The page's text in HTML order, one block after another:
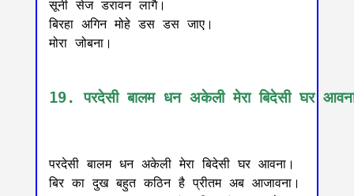
सूनी सेज डरावन लागै।
बिरहा अगिन मोहे डस डस जाए।
मोरा जोबना।
19. परदेसी बालम धन अकेली मेरा बिदेसी घर
परदेसी बालम धन अकेली मेरा बिदेसी घर आवना।
बिर का दुख बहुत कठिन है प्रीतम अब आजावना।